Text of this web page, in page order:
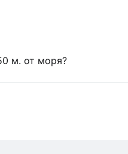
м. от моря?